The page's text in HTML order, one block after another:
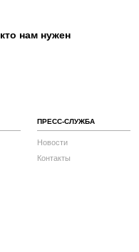
кто нам нужен
ПРЕСС-СЛУЖБА
Новости
Контакты